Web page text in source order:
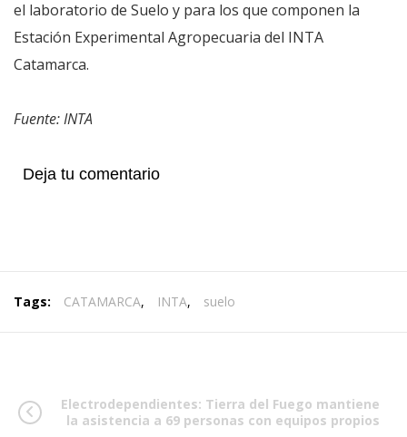
el laboratorio de Suelo y para los que componen la
Estación Experimental Agropecuaria del INTA
Catamarca.
Fuente: INTA
Deja tu comentario
Tags: CATAMARCA, INTA, suelo
Electrodependientes: Tierra del Fuego mantiene
la asistencia a 69 personas con equipos propios